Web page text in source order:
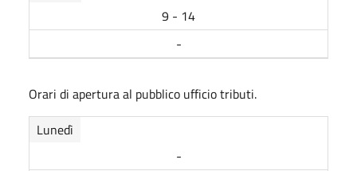
9 - 14
-
Orari di apertura al pubblico ufficio tributi.
Lunedì
-